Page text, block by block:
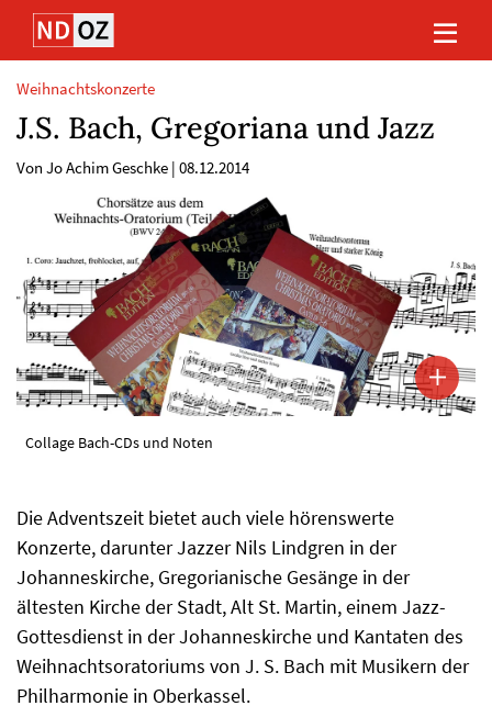
Direkt
Inhalt
(Eingabetaste)
Direkt
Hauptmenu
(Eingabetaste)
Direkt
Suche
(Eingabetaste)
Direkt
Footer
(Eingabetaste)
Weihnachtskonzerte
J.S. Bach, Gregoriana und Jazz
Von Jo Achim Geschke | 08.12.2014
Collage Bach-CDs und Noten
Die Adventszeit bietet auch viele hörenswerte
Konzerte, darunter Jazzer Nils Lindgren in der
Johanneskirche, Gregorianische Gesänge in der
ältesten Kirche der Stadt, Alt St. Martin, einem Jazz-
Gottesdienst in der Johanneskirche und Kantaten des
Weihnachtsoratoriums von J. S. Bach mit Musikern der
Philharmonie in Oberkassel.